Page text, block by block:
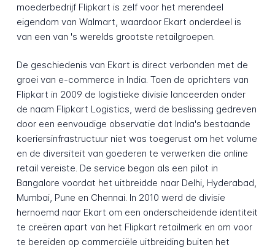
moederbedrijf Flipkart is zelf voor het merendeel
eigendom van Walmart, waardoor Ekart onderdeel is
van een van 's werelds grootste retailgroepen.
De geschiedenis van Ekart is direct verbonden met de
groei van e-commerce in India. Toen de oprichters van
Flipkart in 2009 de logistieke divisie lanceerden onder
de naam Flipkart Logistics, werd de beslissing gedreven
door een eenvoudige observatie dat India's bestaande
koeriersinfrastructuur niet was toegerust om het volume
en de diversiteit van goederen te verwerken die online
retail vereiste. De service begon als een pilot in
Bangalore voordat het uitbreidde naar Delhi, Hyderabad,
Mumbai, Pune en Chennai. In 2010 werd de divisie
hernoemd naar Ekart om een onderscheidende identiteit
te creëren apart van het Flipkart retailmerk en om voor
te bereiden op commerciële uitbreiding buiten het